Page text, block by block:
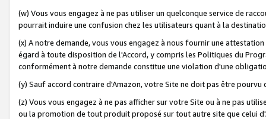
(w) Vous vous engagez à ne pas utiliser un quelconque service de
pourrait induire une confusion chez les utilisateurs quant à la
(x) A notre demande, vous vous engagez à nous fournir une
égard à toute disposition de l'Accord, y compris les Politiques du
conformément à notre demande constitue une violation d'une
(y) Sauf accord contraire d'Amazon, votre Site ne doit pas être
(z) Vous vous engagez à ne pas afficher sur votre Site ou à ne pas
ou la promotion de tout produit proposé sur tout autre site que celui